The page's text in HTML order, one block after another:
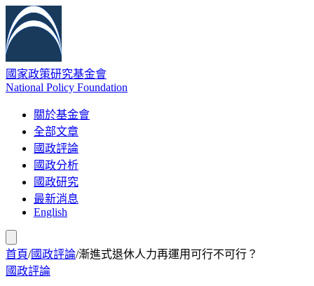
國家政策研究基金會
National Policy Foundation
關於基金會
全部文章
國政評論
國政分析
國政研究
最新消息
English
首頁/國政評論/漸進式退休人力再運用可行不可行？
國政評論